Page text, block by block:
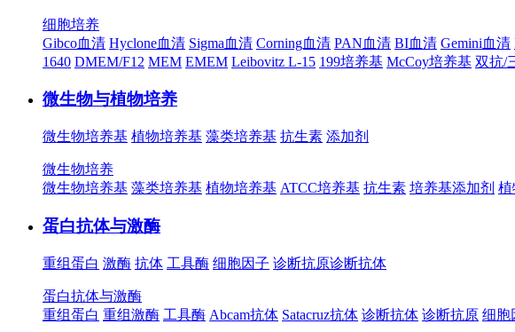
细胞培养
Gibco血清 Hyclone血清 Sigma血清 Corning血清 PAN血清 BI血清 Gemini血清
1640 DMEM/F12 MEM EMEM Leibovitz L-15 199培养基 McCoy培养基 双抗/
微生物与植物培养
微生物培养基 植物培养基 藻类培养基 抗生素 添加剂
微生物培养
微生物培养基 藻类培养基 植物培养基 ATCC培养基 抗生素 培养基添加剂 植
蛋白抗体与激酶
重组蛋白 激酶 抗体 工具酶 细胞因子 诊断抗原诊断抗体
蛋白抗体与激酶
重组蛋白 重组激酶 工具酶 Abcam抗体 Satacruz抗体 诊断抗体 诊断抗原 细胞